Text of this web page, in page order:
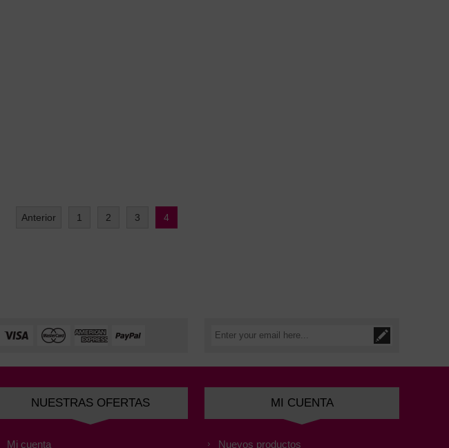
Anterior 1 2 3 4
NUESTRAS OFERTAS
Mi cuenta
MI CUENTA
Nuevos productos